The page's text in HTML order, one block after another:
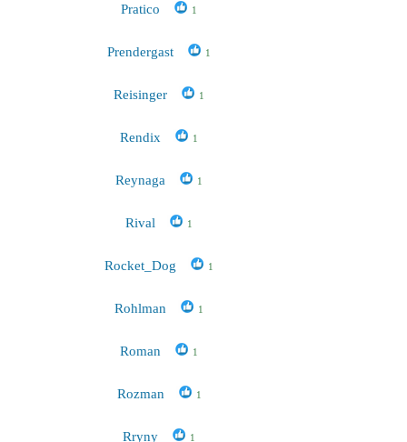
Pratico 1
Prendergast 1
Reisinger 1
Rendix 1
Reynaga 1
Rival 1
Rocket_Dog 1
Rohlman 1
Roman 1
Rozman 1
Rryny 1